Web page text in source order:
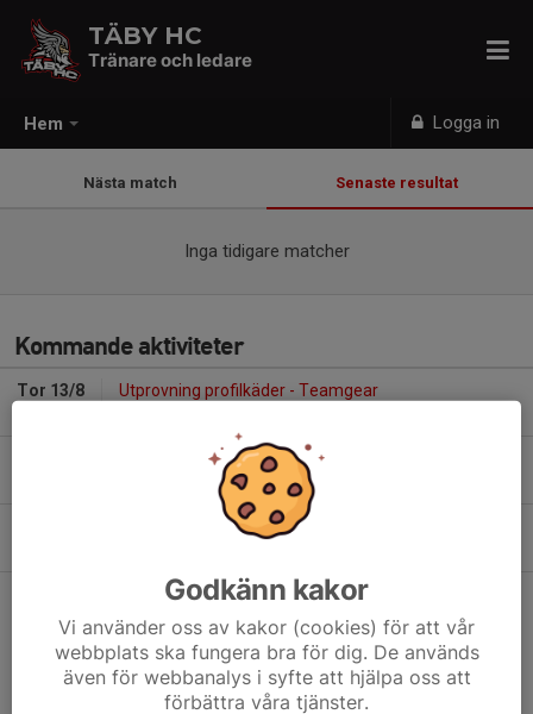
Hem Logga in
TÄBY HC
Tränare och ledare
Nästa match Senaste resultat
Inga tidigare matcher
Kommande aktiviteter
Tor 13/8 Utprovning profilkäder - Teamgear
Utprovning profilkäder - Teamgear
Spegelsalen - Tibble Ishall
FOTOGRAFERING U8-U20
Godkänn kakor
Vi använder oss av kakor (cookies) för att vår
webbplats ska fungera bra för dig. De används
även för webbanalys i syfte att hjälpa oss att
förbättra våra tjänster.